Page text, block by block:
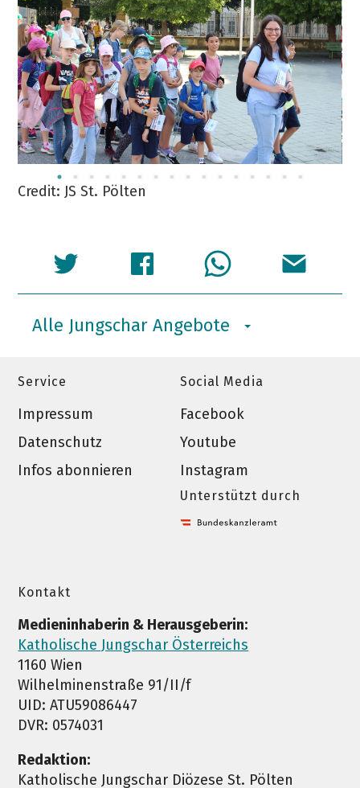
Credit: JS St. Pölten
Alle Jungschar Angebote
Service
Impressum
Datenschutz
Infos abonnieren
Social Media
Facebook
Youtube
Instagram
Unterstützt durch
Kontakt
Medieninhaberin & Herausgeberin:
Katholische Jungschar Österreichs
1160 Wien
Wilhelminenstraße 91/II/f
UID: ATU59086447
DVR: 0574031
Redaktion:
Katholische Jungschar Diözese St. Pölten